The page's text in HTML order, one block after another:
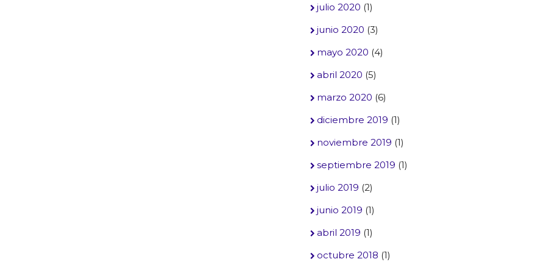
julio 2020 (1)
junio 2020 (3)
mayo 2020 (4)
abril 2020 (5)
marzo 2020 (6)
diciembre 2019 (1)
noviembre 2019 (1)
septiembre 2019 (1)
julio 2019 (2)
junio 2019 (1)
abril 2019 (1)
octubre 2018 (1)